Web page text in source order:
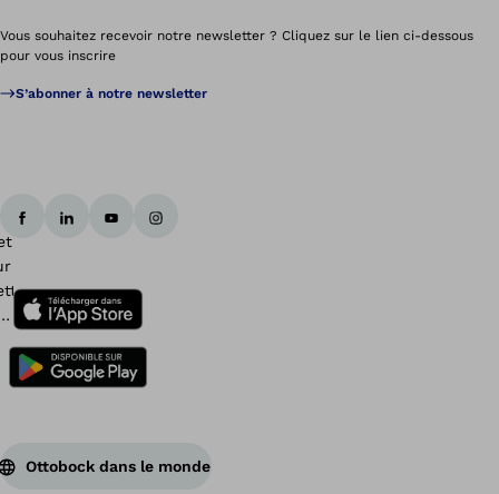
Vous souhaitez recevoir notre newsletter ? Cliquez sur le lien ci-dessous
pour vous inscrire
S’abonner à notre newsletter
Ottobock dans le monde